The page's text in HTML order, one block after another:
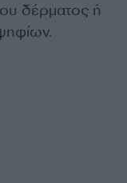
δέρματος ή